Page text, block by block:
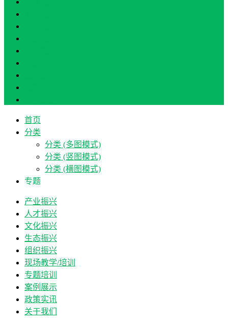
首页
分类
分类 (多图模式)
分类 (竖图模式)
分类 (横图模式)
专题
产业振兴
人才振兴
文化振兴
生态振兴
组织振兴
现场教学/培训
专题培训
案例展示
政策实讯
关于我们